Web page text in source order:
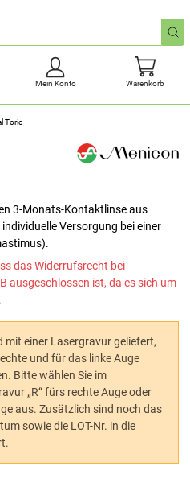
Mein Konto Warenkorb
Toric
3-Monats-Kontaktlinse aus
Versorgung bei einer
das Widerrufsrecht bei
ausgeschlossen ist, da es sich um
mit einer Lasergravur geliefert,
und für das linke Auge
Bitte wählen Sie im
„R“ fürs rechte Auge oder
aus. Zusätzlich sind noch das
sowie die LOT-Nr. in die